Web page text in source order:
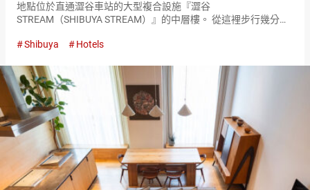
地點位於直通澀谷車站的大型複合設施『澀谷
STREAM（SHIBUYA STREAM）』的中層樓。 從這裡步行幾分鐘
Hikarie）』和『澀谷Scramble（Shibuya S…
Shibuya Hotels